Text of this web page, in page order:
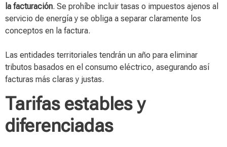
la facturación. Se prohíbe incluir tasas o impuestos ajenos al
servicio de energía y se obliga a separar claramente los
conceptos en la factura.
Las entidades territoriales tendrán un año para eliminar
tributos basados en el consumo eléctrico, asegurando así
facturas más claras y justas.
Tarifas estables y
diferenciadas